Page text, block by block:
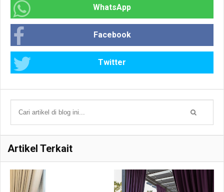
WhatsApp
Facebook
Twitter
Artikel Terkait